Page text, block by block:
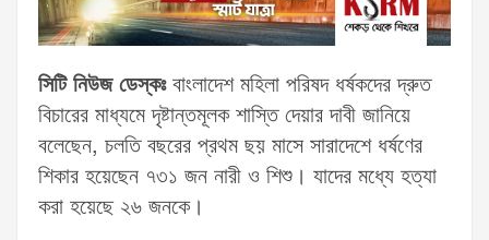
সিটি নিউজ ডেস্কঃবাংলাদেশ মহিলা পরিষদ ধর্ষকদের দ্রুত
বিচারের মাধ্যমে দৃষ্টান্তমূলক শাস্তি দেয়ার দাবী জানিয়ে
বলেছেন, চলতি বছরের প্রথম ছয় মাসে সারাদেশে ধর্ষণের
শিকার হয়েছেন ৭৩১ জন নারী ও শিশু। যাদের মধ্যে হত্যা
করা হয়েছে ২৬ জনকে।